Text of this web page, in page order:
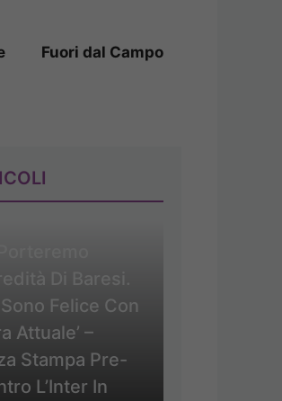
Fuori dal Campo
Di Baresi.
Felice Con
Attuale’ –
Stampa Pre-
L’Inter In